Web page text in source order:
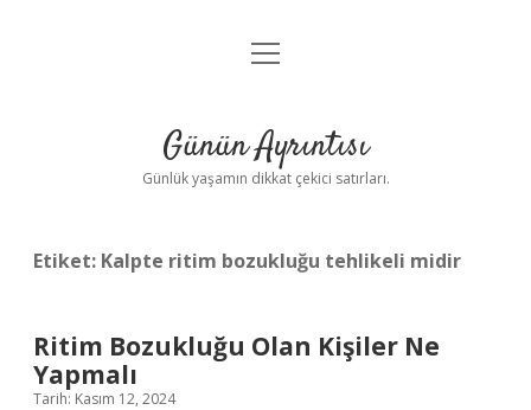
Anasayfa
Yasal Uyarı
menüyü
Günün Ayrıntısı
Günlük yaşamın dikkat çekici satırları.
Etiket: Kalpte ritim bozukluğu tehlikeli midir
Ritim Bozukluğu Olan Kişiler Ne
Yapmalı
Tarih: Kasım 12, 2024